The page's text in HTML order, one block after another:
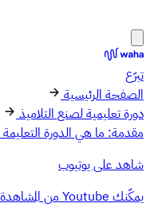
تبرّع
الصفحة الرئيسية
دورة تعليمية لصنع التلاميذ
مقدمة: ما هي الدورة التعليمة
شاهد على يوتيوب
يمكّنك Youtube من المشاهدة مع ترجمة وإرسالها بسهولة إلى تلفزيونك!